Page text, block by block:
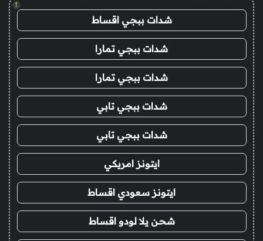
!
شدات ببجي اقساط
شدات ببجي تمارا
شدات ببجي تمارا
شدات ببجي تابي
شدات ببجي تابي
ايتونز امريكي
ايتونز سعودي اقساط
شحن يلا لودو اقساط